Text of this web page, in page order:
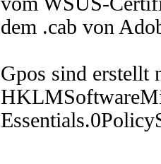
dem .cab von
Gpos sind erstellt